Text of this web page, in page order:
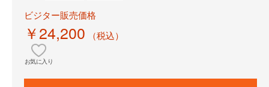
ビジター販売価格
￥24,200 （税込）
お気に入り